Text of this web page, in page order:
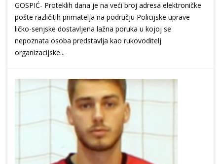
GOSPIĆ- Proteklih dana je na veći broj adresa elektroničke
pošte različitih primatelja na području Policijske uprave
ličko-senjske dostavljena lažna poruka u kojoj se
nepoznata osoba predstavlja kao rukovoditelj
organizacijske...